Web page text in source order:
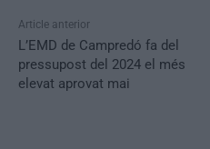
Article anterior
L’EMD de Campredó fa del
pressupost del 2024 el més
elevat aprovat mai